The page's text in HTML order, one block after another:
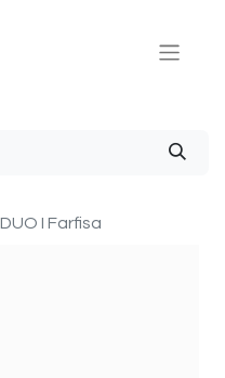
I Farfisa